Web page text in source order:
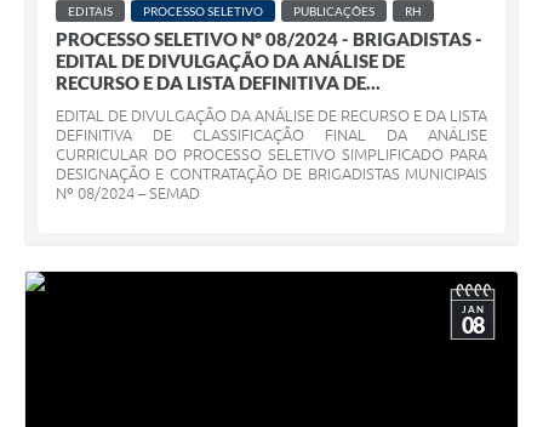
EDITAIS
PROCESSO SELETIVO PUBLICAÇÕES RH
PROCESSO SELETIVO Nº 08/2024 - BRIGADISTAS -
EDITAL DE DIVULGAÇÃO DA ANÁLISE DE
RECURSO E DA LISTA DEFINITIVA DE...
EDITAL DE DIVULGAÇÃO DA ANÁLISE DE RECURSO E DA LISTA
DEFINITIVA DE CLASSIFICAÇÃO FINAL DA ANÁLISE
CURRICULAR DO PROCESSO SELETIVO SIMPLIFICADO PARA
DESIGNAÇÃO E CONTRATAÇÃO DE BRIGADISTAS MUNICIPAIS
Nº 08/2024 – SEMAD
JAN
08